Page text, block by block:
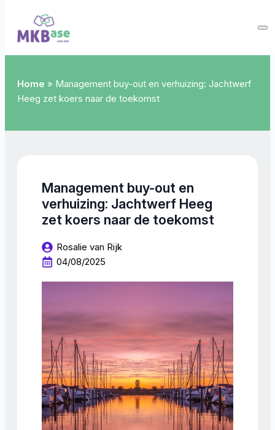
Home » Management buy-out en verhuizing: Jachtwerf
Heeg zet koers naar de toekomst
Management buy-out en
verhuizing: Jachtwerf Heeg
zet koers naar de toekomst
Rosalie van Rijk
04/08/2025